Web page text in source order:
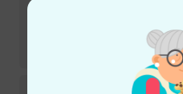
Sofort lieferbar
Compact 60